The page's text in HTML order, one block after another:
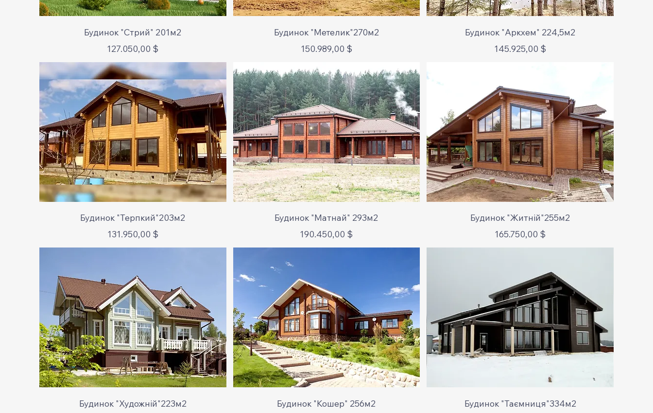
Schnellansicht
Будинок "Стрий" 201м2
Preis
127.050,00 $
Schnellansicht
Будинок "Метелик"270м2
Preis
150.989,00 $
Schnellansicht
Будинок "Аркхем" 224,5м2
Preis
145.925,00 $
Schnellansicht
Будинок "Терпкий"203м2
Preis
131.950,00 $
Schnellansicht
Будинок "Матнай" 293м2
Preis
190.450,00 $
Schnellansicht
Будинок "Житній"255м2
Preis
165.750,00 $
Schnellansicht
Будинок "Художній"223м2
Schnellansicht
Будинок "Кошер" 256м2
Schnellansicht
Будинок "Таємниця"334м2